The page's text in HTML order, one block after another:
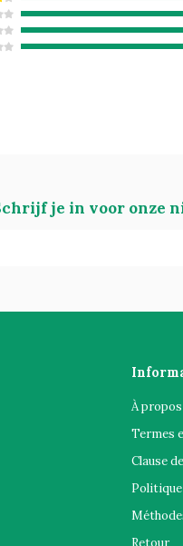
je in voor onze
À
Termes
Clause
Retour